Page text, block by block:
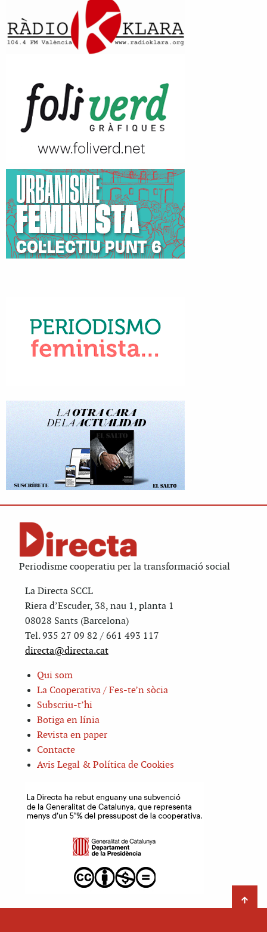
Periodisme cooperatiu per la transformació social
La Directa SCCL
Riera d’Escuder, 38, nau 1, planta 1
08028 Sants (Barcelona)
Tel. 935 27 09 82 / 661 493 117
directa@directa.cat
Qui som
La Cooperativa / Fes-te’n sòcia
Subscriu-t’hi
Botiga en línia
Revista en paper
Contacte
Avis Legal & Política de Cookies